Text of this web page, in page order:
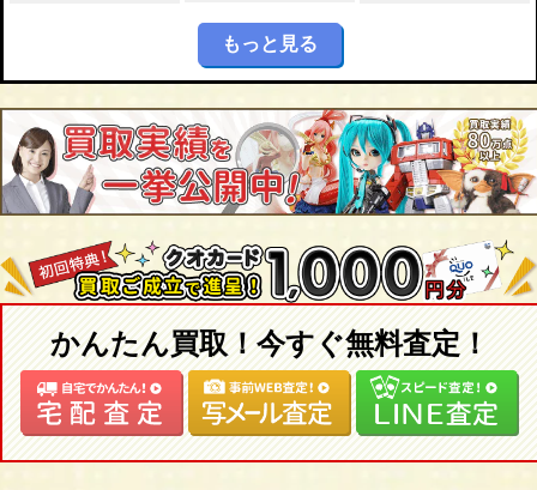
もっと見る
かんたん買取！今すぐ無料査定！